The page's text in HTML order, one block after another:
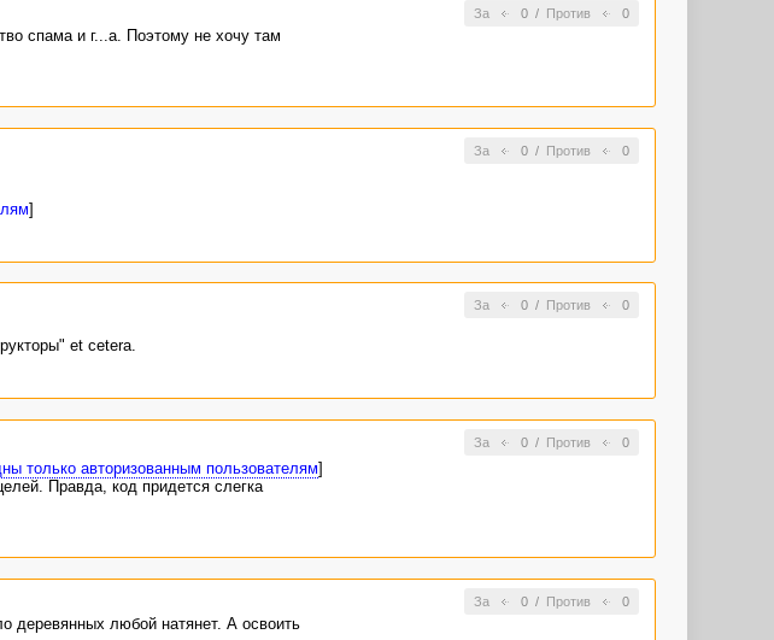
За 0/ Против 0
спама и г...а. Поэтому не хочу там
За 0/ Против 0
]
За 0/ Против 0
et cetera.
За 0/ Против 0
только авторизованным пользователям]
Правда, код придется слегка
За 0/ Против 0
деревянных любой натянет. А освоить